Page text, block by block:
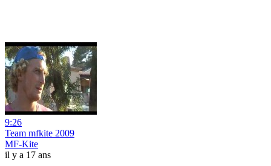
9:26
Team mfkite 2009
MF-Kite
il y a 17 ans